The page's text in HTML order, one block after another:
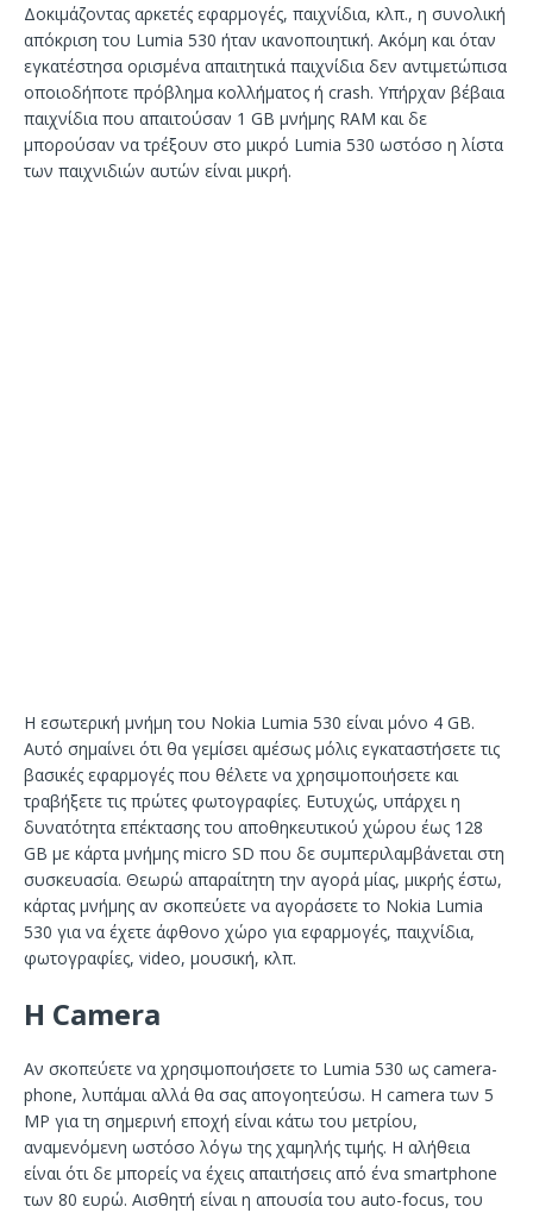
Δοκιμάζοντας αρκετές εφαρμογές, παιχνίδια, κλπ., η συνολική
απόκριση του Lumia 530 ήταν ικανοποιητική. Ακόμη και όταν
εγκατέστησα ορισμένα απαιτητικά παιχνίδια δεν αντιμετώπισα
οποιοδήποτε πρόβλημα κολλήματος ή crash. Υπήρχαν βέβαια
παιχνίδια που απαιτούσαν 1 GB μνήμης RAM και δε
μπορούσαν να τρέξουν στο μικρό Lumia 530 ωστόσο η λίστα
των παιχνιδιών αυτών είναι μικρή.
Η εσωτερική μνήμη του Nokia Lumia 530 είναι μόνο 4 GB.
Αυτό σημαίνει ότι θα γεμίσει αμέσως μόλις εγκαταστήσετε τις
βασικές εφαρμογές που θέλετε να χρησιμοποιήσετε και
τραβήξετε τις πρώτες φωτογραφίες. Ευτυχώς, υπάρχει η
δυνατότητα επέκτασης του αποθηκευτικού χώρου έως 128
GB με κάρτα μνήμης micro SD που δε συμπεριλαμβάνεται στη
συσκευασία. Θεωρώ απαραίτητη την αγορά μίας, μικρής έστω,
κάρτας μνήμης αν σκοπεύετε να αγοράσετε το Nokia Lumia
530 για να έχετε άφθονο χώρο για εφαρμογές, παιχνίδια,
φωτογραφίες, video, μουσική, κλπ.
Η Camera
Αν σκοπεύετε να χρησιμοποιήσετε το Lumia 530 ως camera-
phone, λυπάμαι αλλά θα σας απογοητεύσω. Η camera των 5
MP για τη σημερινή εποχή είναι κάτω του μετρίου,
αναμενόμενη ωστόσο λόγω της χαμηλής τιμής. Η αλήθεια
είναι ότι δε μπορείς να έχεις απαιτήσεις από ένα smartphone
των 80 ευρώ. Αισθητή είναι η απουσία του auto-focus, του